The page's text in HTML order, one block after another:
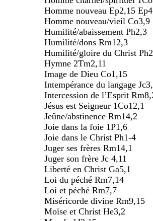
Homme nouveau Ep2,15
Homme nouveau/vieil Co3,9
Humilité/abaissement Ph2,3
Humilité/dons Rm12,3
Humilité/gloire du Christ
Hymne 2Tm2,11
Image de Dieu Co1,15
Intempérance du langage
Intercession de l’Esprit
Jésus est Seigneur 1Co12,1
Jeûne/abstinence Rm14,2
Joie dans la foie 1P1,6
Joie dans le Christ Ph1-4
Juger ses frères Rm14,1
Juger son frère Jc 4,11
Liberté en Christ Ga5,1
Loi du péché Rm7,14
Loi et péché Rm7,7
Miséricorde divine Rm9,15
Moïse et Christ He3,2